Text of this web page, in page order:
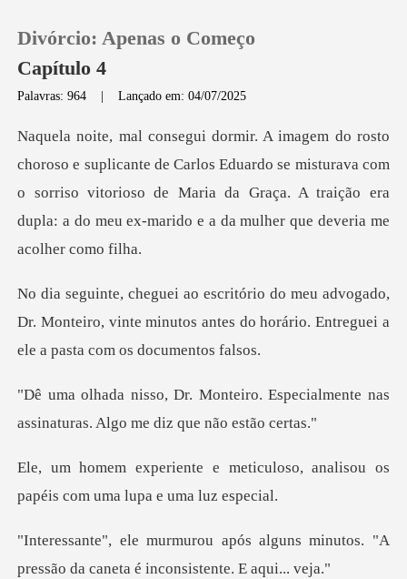
0
Loja
Sair
Baixar App
Divórcio: Apenas o Começo
Capítulo 4
Palavras: 964 |Lançado em: 04/07/2025
arlos Eduardo se misturava com
o sorriso vitorioso de Maria da Graça. A traição
gado,
Dr. Monteiro, vinte minutos antes do horário
o. Especialmente nas
assinaturas.
iculoso, analisou os
papéis co
alguns minutos. "A
pressão da cane